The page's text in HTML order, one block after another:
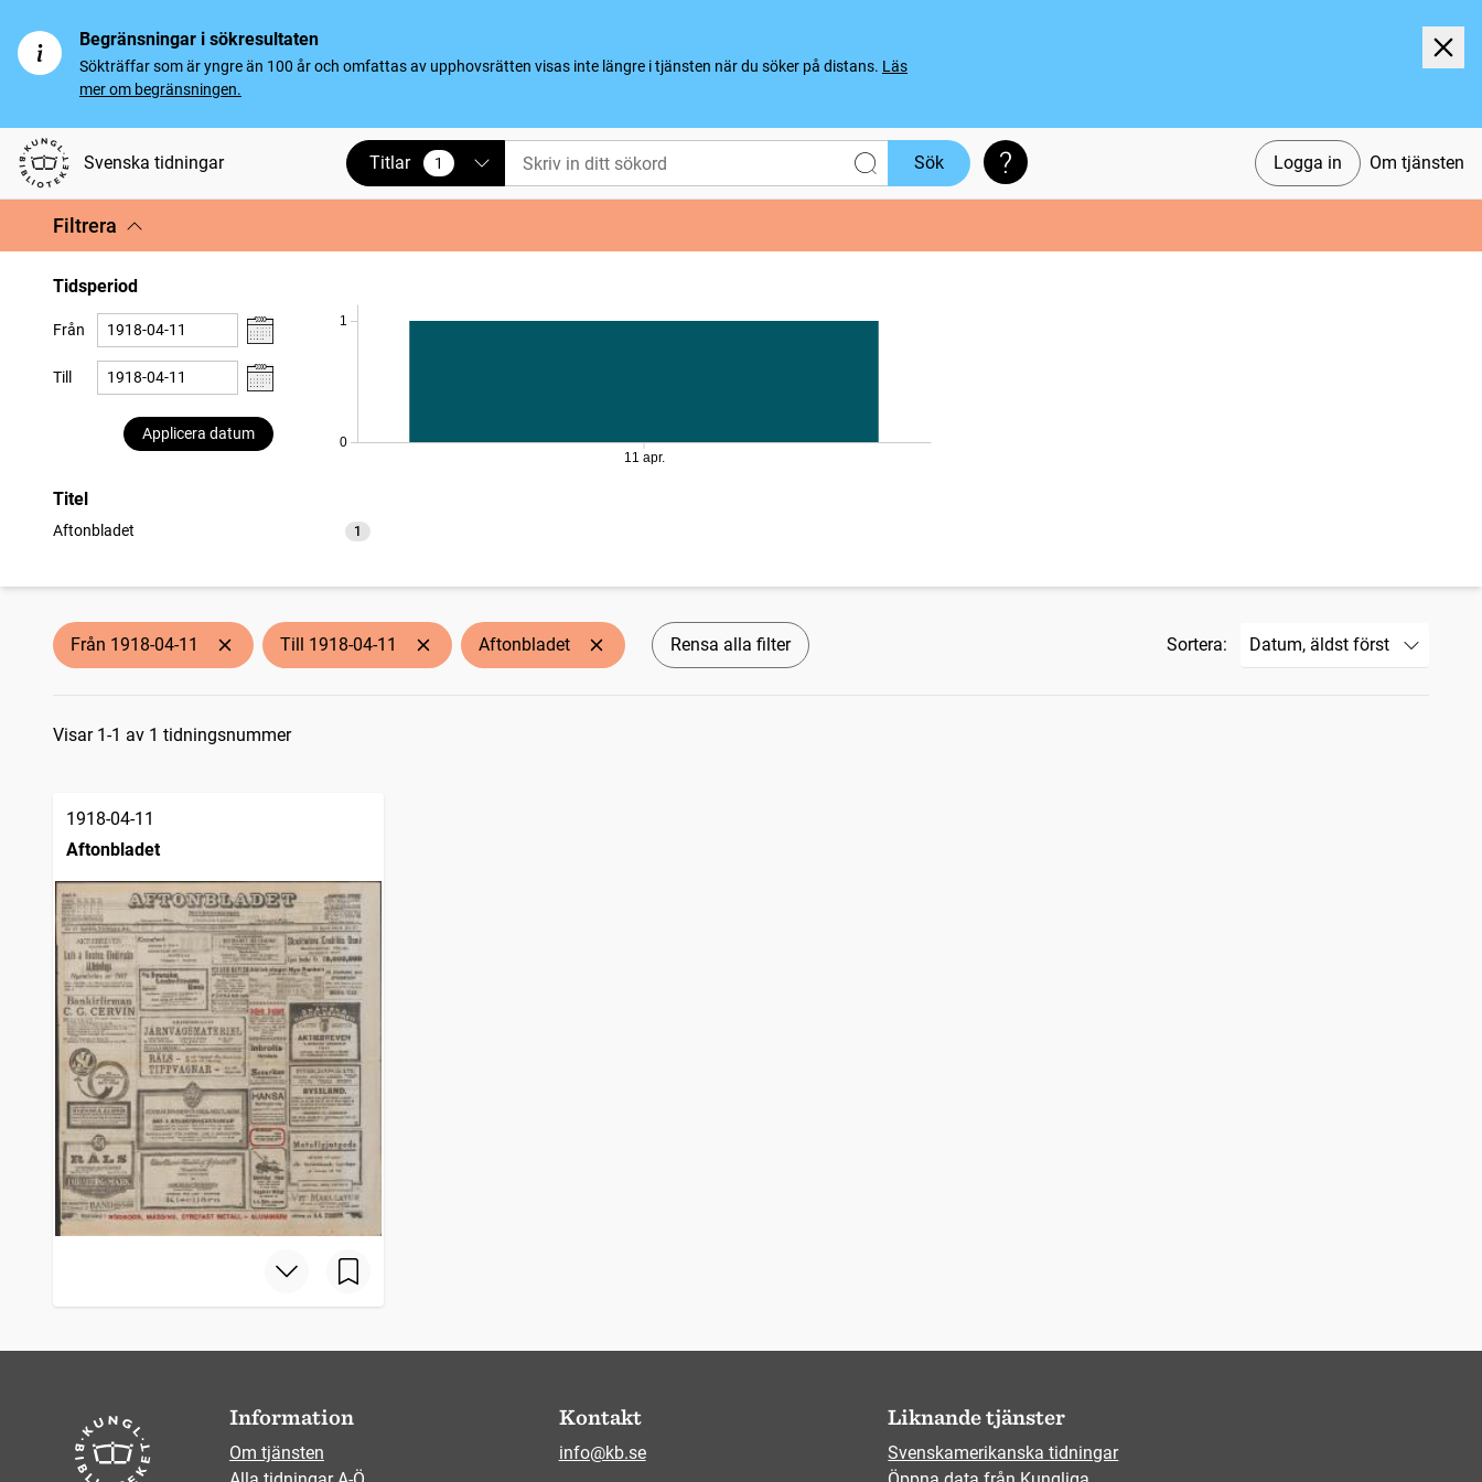
Begränsningar i sökresultaten
Sökträffar som är yngre än 100 år och omfattas av upphovsrätten visas inte längre i tjänsten när du söker på distans. Läs
mer om begränsningen.
Svenska tidningar Logga in Om tjänsten
Titlar 1
vald Sök Söktips
Filtrera
Tidsperiod
Från
Till
Applicera datum
0
1
11 apr.
Titel
Aftonbladet 1
träffar
Från 1918-04-11 Till 1918-04-11 Aftonbladet Rensa alla filter Sortera:
Sökresultat
Visar 1-1 av 1 tidningsnummer
1918-04-11
Aftonbladet
Information
Om tjänsten
Kontakt
info@kb.se
Liknande tjänster
Svenskamerikanska tidningar